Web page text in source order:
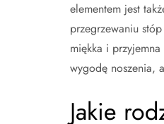
elementem jest
przegrzewaniu
miękka i
wygodę noszenia,
Jakie